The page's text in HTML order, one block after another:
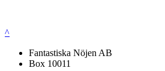
^
Fantastiska Nöjen AB
Box 10011